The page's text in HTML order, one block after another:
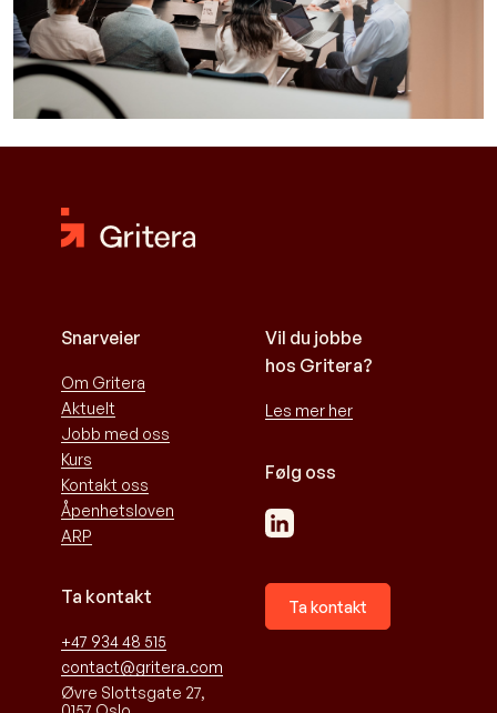
Snarveier
Om Gritera
Aktuelt
Jobb med oss
Kurs
Kontakt oss
Åpenhetsloven
ARP
Ta kontakt
+47 934 48 515
contact@gritera.com
Øvre Slottsgate 27,
Vil du jobbe
hos Gritera?
Les mer her
Følg oss
Ta kontakt